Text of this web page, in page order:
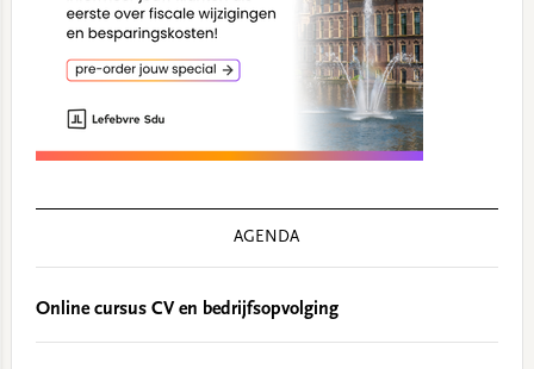
AGENDA
Online cursus CV en bedrijfsopvolging